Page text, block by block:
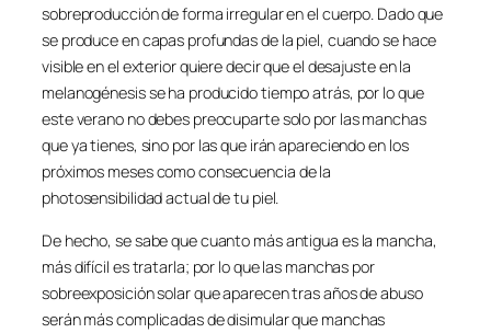
sobreproducción de forma irregular en el cuerpo. Dado que
se produce en capas profundas de la piel, cuando se hace
visible en el exterior quiere decir que el desajuste en la
melanogénesis se ha producido tiempo atrás, por lo que
este verano no debes preocuparte solo por las manchas
que ya tienes, sino por las que irán apareciendo en los
próximos meses como consecuencia de la
photosensibilidad actual de tu piel.
De hecho, se sabe que cuanto más antigua es la mancha,
más difícil es tratarla; por lo que las manchas por
sobreexposición solar que aparecen tras años de abuso
serán más complicadas de disimular que manchas